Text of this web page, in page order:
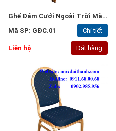
Ghế Đám Cưới Ngoài Trời Màu Gỗ
Mã SP: GĐC.01
Chi tiết
Liên hệ Đặt hàng